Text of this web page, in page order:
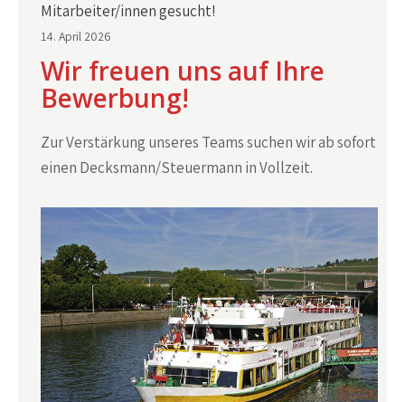
Mitarbeiter/innen gesucht!
14. April 2026
Wir freuen uns auf Ihre
Bewerbung!
Zur Verstärkung unseres Teams suchen wir ab sofort
einen Decksmann/Steuermann in Vollzeit.